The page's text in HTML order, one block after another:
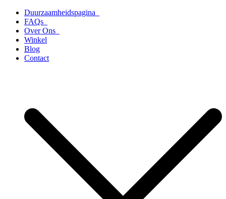
naar
inhoud
Duurzaamheidspagina
FAQs
Over Ons
Winkel
Blog
Contact